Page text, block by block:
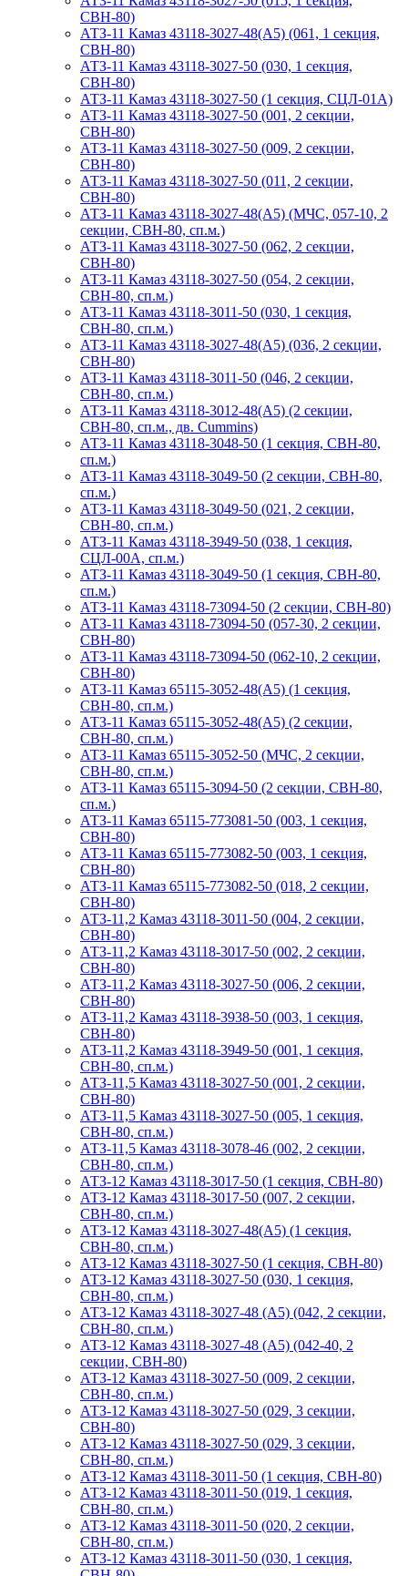
СВН-80)
АТЗ-11 Камаз 43118-3027-48(A5) (061, 1 секция,
СВН-80)
АТЗ-11 Камаз 43118-3027-50 (030, 1 секция,
СВН-80)
АТЗ-11 Камаз 43118-3027-50 (1 секция, СЦЛ-01А)
АТЗ-11 Камаз 43118-3027-50 (001, 2 секции,
СВН-80)
АТЗ-11 Камаз 43118-3027-50 (009, 2 секции,
СВН-80)
АТЗ-11 Камаз 43118-3027-50 (011, 2 секции,
СВН-80)
АТЗ-11 Камаз 43118-3027-48(A5) (МЧС, 057-10, 2
секции, СВН-80, сп.м.)
АТЗ-11 Камаз 43118-3027-50 (062, 2 секции,
СВН-80)
АТЗ-11 Камаз 43118-3027-50 (054, 2 секции,
СВН-80, сп.м.)
АТЗ-11 Камаз 43118-3011-50 (030, 1 секция,
СВН-80, сп.м.)
АТЗ-11 Камаз 43118-3027-48(A5) (036, 2 секции,
СВН-80)
АТЗ-11 Камаз 43118-3011-50 (046, 2 секции,
СВН-80, сп.м.)
АТЗ-11 Камаз 43118-3012-48(А5) (2 секции,
СВН-80, сп.м., дв. Cummins)
АТЗ-11 Камаз 43118-3048-50 (1 секция, СВН-80,
сп.м.)
АТЗ-11 Камаз 43118-3049-50 (2 секции, СВН-80,
сп.м.)
АТЗ-11 Камаз 43118-3049-50 (021, 2 секции,
СВН-80, сп.м.)
АТЗ-11 Камаз 43118-3949-50 (038, 1 секция,
СЦЛ-00А, сп.м.)
АТЗ-11 Камаз 43118-3049-50 (1 секция, СВН-80,
сп.м.)
АТЗ-11 Камаз 43118-73094-50 (2 секции, СВН-80)
АТЗ-11 Камаз 43118-73094-50 (057-30, 2 секции,
СВН-80)
АТЗ-11 Камаз 43118-73094-50 (062-10, 2 секции,
СВН-80)
АТЗ-11 Камаз 65115-3052-48(A5) (1 секция,
СВН-80, сп.м.)
АТЗ-11 Камаз 65115-3052-48(A5) (2 секции,
СВН-80, сп.м.)
АТЗ-11 Камаз 65115-3052-50 (МЧС, 2 секции,
СВН-80, сп.м.)
АТЗ-11 Камаз 65115-3094-50 (2 секции, СВН-80,
сп.м.)
АТЗ-11 Камаз 65115-773081-50 (003, 1 секция,
СВН-80)
АТЗ-11 Камаз 65115-773082-50 (003, 1 секция,
СВН-80)
АТЗ-11 Камаз 65115-773082-50 (018, 2 секции,
СВН-80)
АТЗ-11,2 Камаз 43118-3011-50 (004, 2 секции,
СВН-80)
АТЗ-11,2 Камаз 43118-3017-50 (002, 2 секции,
СВН-80)
АТЗ-11,2 Камаз 43118-3027-50 (006, 2 секции,
СВН-80)
АТЗ-11,2 Камаз 43118-3938-50 (003, 1 секция,
СВН-80)
АТЗ-11,2 Камаз 43118-3949-50 (001, 1 секция,
СВН-80, сп.м.)
АТЗ-11,5 Камаз 43118-3027-50 (001, 2 секции,
СВН-80)
АТЗ-11,5 Камаз 43118-3027-50 (005, 1 секция,
СВН-80, сп.м.)
АТЗ-11,5 Камаз 43118-3078-46 (002, 2 секции,
СВН-80, сп.м.)
АТЗ-12 Камаз 43118-3017-50 (1 секция, СВН-80)
АТЗ-12 Камаз 43118-3017-50 (007, 2 секции,
СВН-80, сп.м.)
АТЗ-12 Камаз 43118-3027-48(A5) (1 секция,
СВН-80, сп.м.)
АТЗ-12 Камаз 43118-3027-50 (1 секция, СВН-80)
АТЗ-12 Камаз 43118-3027-50 (030, 1 секция,
СВН-80, сп.м.)
АТЗ-12 Камаз 43118-3027-48 (А5) (042, 2 секции,
СВН-80, сп.м.)
АТЗ-12 Камаз 43118-3027-48 (А5) (042-40, 2
секции, СВН-80)
АТЗ-12 Камаз 43118-3027-50 (009, 2 секции,
СВН-80, сп.м.)
АТЗ-12 Камаз 43118-3027-50 (029, 3 секции,
СВН-80)
АТЗ-12 Камаз 43118-3027-50 (029, 3 секции,
СВН-80, сп.м.)
АТЗ-12 Камаз 43118-3011-50 (1 секция, СВН-80)
АТЗ-12 Камаз 43118-3011-50 (019, 1 секция,
СВН-80, сп.м.)
АТЗ-12 Камаз 43118-3011-50 (020, 2 секции,
СВН-80, сп.м.)
АТЗ-12 Камаз 43118-3011-50 (030, 1 секция,